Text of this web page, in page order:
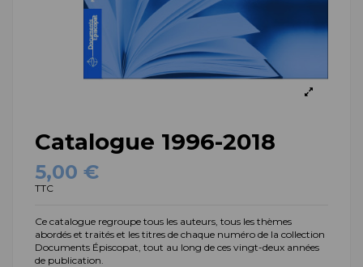
Catalogue 1996-2018
5,00 €
TTC
Ce catalogue regroupe tous les auteurs, tous les thèmes
abordés et traités et les titres de chaque numéro de la collection
Documents Épiscopat, tout au long de ces vingt-deux années
de publication.